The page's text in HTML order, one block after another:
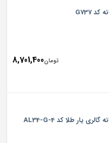
تومان8,701,400